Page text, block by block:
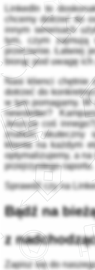
LinkedIn to
chcemy dotrzeć do
innym serwisach
tym, czym zajmują
przeciwnie. Łatwiej
biorąc pod uwagę
Nasi klienci chętnie
dotrzeć do
w tym pomagamy.
newsletter?
Jeszcze coś
znaleźć skuteczny
klienta na każdym
optymalizujemy, a
przejrzystego raportu.
Sprawdź czy na
Bądź na
z
Zapisz się do